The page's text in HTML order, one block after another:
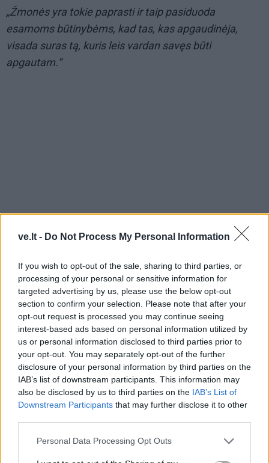
ve.lt - Do Not Process My Personal Information
If you wish to opt-out of the sale, sharing to third parties, or
processing of your personal or sensitive information for
targeted advertising by us, please use the below opt-out
section to confirm your selection. Please note that after your
opt-out request is processed you may continue seeing
interest-based ads based on personal information utilized by
us or personal information disclosed to third parties prior to
your opt-out. You may separately opt-out of the further
disclosure of your personal information by third parties on the
IAB’s list of downstream participants. This information may
also be disclosed by us to third parties on the IAB’s List of
Downstream Participants that may further disclose it to other
Personal Data Processing Opt Outs
„Žmonės yra tokie paprasti ir taip pasiduoda
esamoms būtinybėms, kad tas, kas apgaudinėja,
visada suras tą, kuris leis vardan savęs būti
apgautam.“
Kodėl Makiavelio išmintis gyva
šiandien?
Makiavelio darbai padėjo pagrindus tam, ką šiandien
vadiname politiniu realizmu (angl. Realpolitik).
Jis atskyrė politiką nuo teologijos ir moralės,
parodydamas ją kaip techninį amatą, reikalaujantį
šalto proto, strategijos ir gebėjimo numatyti kelis
žingsnius į priekį.
strategijos yra plačiai taikomos krizių valdyme, verslo